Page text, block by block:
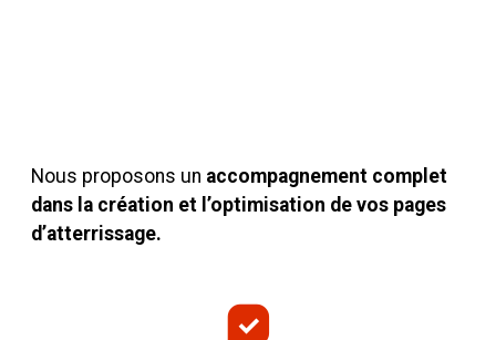
Nous proposons un accompagnement complet
dans la création et l’optimisation de vos pages
d’atterrissage.